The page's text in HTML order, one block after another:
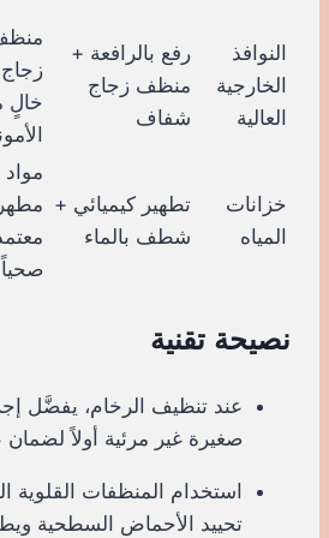
النوافذ
الخارجية
العالية
رفع بالرافعة +
منظف زجاج
شفاف
زجاج
خالٍ
خزانات
المياه
تطهير كيميائي +
شطف بالماء
مواد
صحياً
نصيحة تقنية
عند تنظيف الرخام، يفضَّل
صغيرة غير مرئية أولاً
استخدام المنظفات القلوية
تحييد الأحماض السطحية